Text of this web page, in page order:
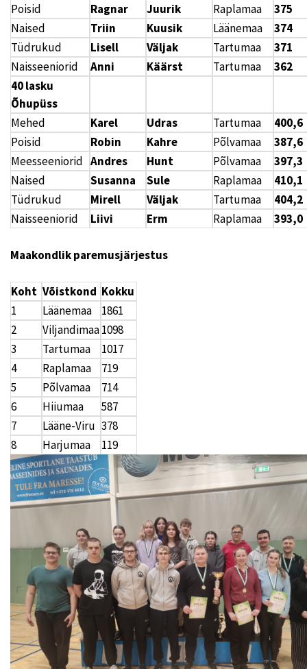
Poisid
Ragnar Juurik Raplamaa
375
Naised
Triin Kuusik Läänemaa
374
Tüdrukud
Lisell Väljak Tartumaa
371
Naisseeniorid
Anni Käärst Tartumaa
362
40 lasku
Õhupüss
Mehed
Karel Udras Tartumaa
400,6
Poisid
Robin Kahre Põlvamaa
387,6
Meesseeniorid Andres Hunt Põlvamaa
397,3
Naised
Susanna Sule Raplamaa
410,1
Tüdrukud
Mirell Väljak Tartumaa
404,2
Naisseeniorid
Liivi Erm Raplamaa 393,0
Maakondlik paremusjärjestus
Koht Võistkond Kokku
1
Läänemaa
1861
2
Viljandimaa1098
3
Tartumaa
1017
4
Raplamaa
719
5
Põlvamaa
714
6
Hiiumaa
587
7
Lääne-Viru 378
8
Harjumaa 119